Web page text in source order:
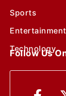
Sports
Entertainment
Technology
Follow Us